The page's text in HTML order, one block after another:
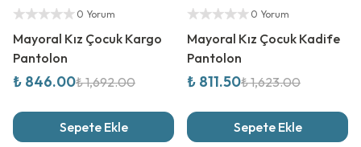
Yetkili Satıcı
0 Yorum
Mayoral Kız Çocuk Kargo
Pantolon
₺ 846.00₺ 1,692.00
Sepete Ekle
Yetkili Satıcı
0 Yorum
Mayoral Kız Çocuk Kadife
Pantolon
₺ 811.50₺ 1,623.00
Sepete Ekle